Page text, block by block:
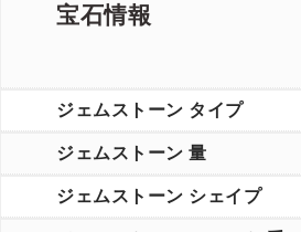
宝石情報
ジェムストーン タイプ
ジェムストーン 量
ジェムストーン シェイプ